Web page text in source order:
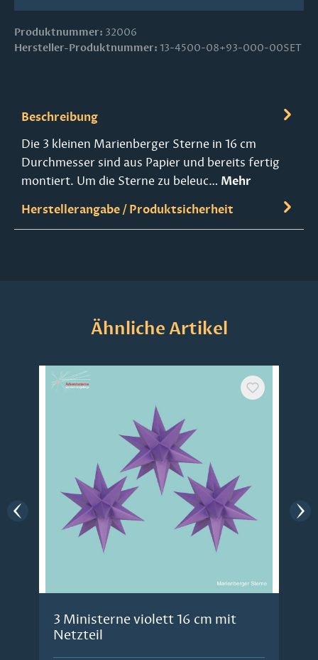
Produktnummer: 32006
Hersteller-Produktnummer: 13-4500-08+93-000-00SET
Beschreibung
Die 3 kleinen Marienberger Sterne in 16 cm
Durchmesser sind aus Papier und bereits fertig
montiert. Um die Sterne zu beleuc… Mehr
Herstellerangabe / Produktsicherheit
Produktgalerie überspringen
Ähnliche Artikel
3 Ministerne violett 16 cm mit
Netzteil